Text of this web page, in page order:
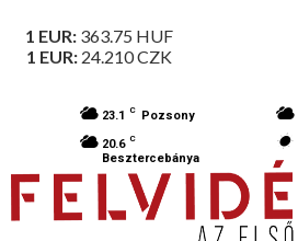
1 EUR: 363.75 HUF
1 EUR: 24.210CZK
23.1 C Pozsony
20.6 C
Besztercebánya